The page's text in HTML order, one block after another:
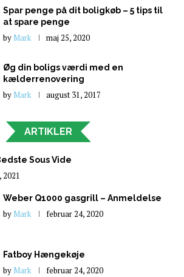
Spar penge på dit boligkøb – 5 tips til
at spare penge
by Mark maj 25, 2020
Øg din boligs værdi med en
kælderrenovering
by Mark august 31, 2017
ARTIKLER
Sous Vide
2021
Weber Q1000 gasgrill – Anmeldelse
by Mark februar 24, 2020
Fatboy Hængekøje
by Mark februar 24, 2020